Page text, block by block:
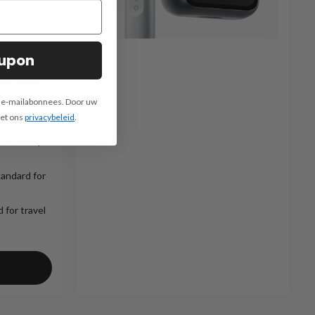
for
for travel
mailabonnees. Door uw
onsprivacybeleid.